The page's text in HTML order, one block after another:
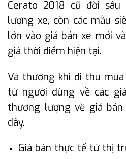
Cerato 2018 cũ đời
lượng xe, còn các mẫu
lớn vào giá bán xe mới
giá thời điểm hiện tại.
Và thường khi đi thu
từ người dùng về các
thương lượng về giá
dây.
Giá bán thực tế từ thị